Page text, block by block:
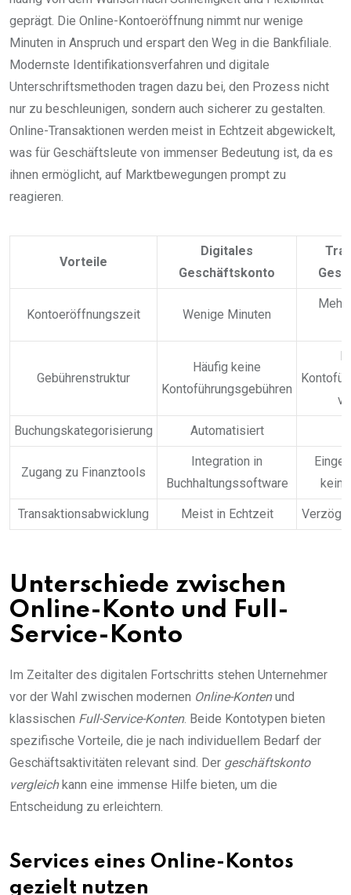
geprägt. Die Online-Kontoeröffnung nimmt nur wenige
Minuten in Anspruch und erspart den Weg in die Bankfiliale.
Modernste Identifikationsverfahren und digitale
Unterschriftsmethoden tragen dazu bei, den Prozess nicht
nur zu beschleunigen, sondern auch sicherer zu gestalten.
Online-Transaktionen werden meist in Echtzeit abgewickelt,
was für Geschäftsleute von immenser Bedeutung ist, da es
ihnen ermöglicht, auf Marktbewegungen prompt zu
reagieren.
Vorteile
Digitales
Geschäftskonto
Kontoeröffnungszeit Wenige Minuten
Gebührenstruktur
Häufig keine
Kontoführungsgebühren
Buchungskategorisierung Automatisiert
Zugang zu Finanztools
Integration in
Buchhaltungssoftware
Transaktionsabwicklung Meist in Echtzeit
Unterschiede zwischen
Online-Konto und Full-
Service-Konto
Im Zeitalter des digitalen Fortschritts stehen Unternehmer
vor der Wahl zwischen modernen Online-Kontenund
klassischen Full-Service-Konten. Beide Kontotypen bieten
spezifische Vorteile, die je nach individuellem Bedarf der
Geschäftsaktivitäten relevant sind. Der geschäftskonto
vergleichkann eine immense Hilfe bieten, um die
Entscheidung zu erleichtern.
Services eines Online-Kontos
gezielt nutzen